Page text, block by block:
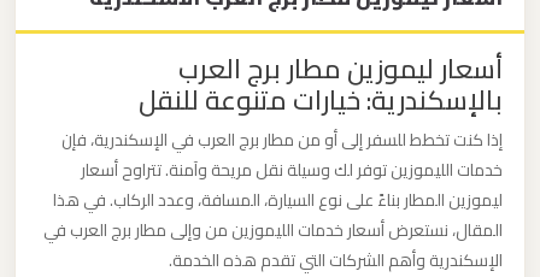
أسعار ليموزين مطار برج العرب
بالإسكندرية: خيارات متنوعة للنقل
إذا كنت تخطط للسفر إلى أو من مطار برج العرب في الإسكندرية، فإن
خدمات الليموزين توفر لك وسيلة نقل مريحة وآمنة. تتراوح أسعار
ليموزين المطار بناءً على نوع السيارة، المسافة، وعدد الركاب. في هذا
المقال، نستعرض أسعار خدمات الليموزين من وإلى مطار برج العرب في
الإسكندرية وأهم الشركات التي تقدم هذه الخدمة.
الاسكندرية
القاهرة
ليموزين
ليموزين
نويبع